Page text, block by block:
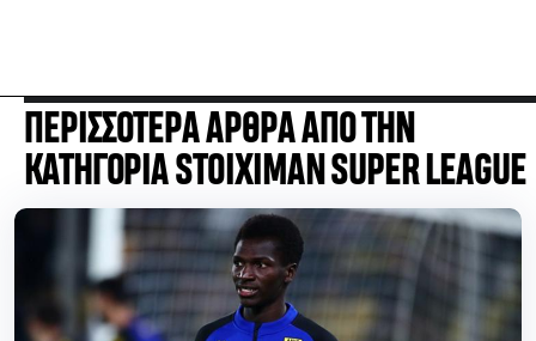
ΚΑΤΗΓΟΡΙΑ STOIXIMAN SUPER LEAGUE